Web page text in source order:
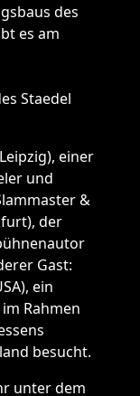
des
es am
Staedel
einer
und
&
der
Gast:
ein
Rahmen
besucht.
unter dem